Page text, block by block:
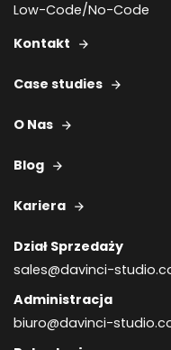
Low-Code/No-Code
Kontakt
Case studies
O Nas
Blog
Kariera
Dział Sprzedaży
sales@davinci-
Administracja
biuro@davinci-